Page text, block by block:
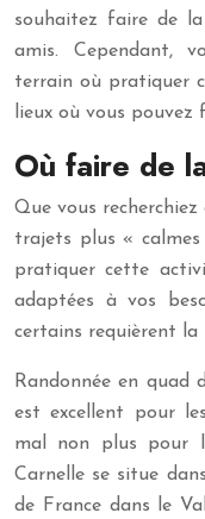
souhaitez faire de
amis. Cependant,
terrain où pratiquer
lieux où vous
Où faire de
Que vous
trajets plus «
pratiquer cette
adaptées à vos
certains requièrent la
Randonnée en quad
est excellent pour
mal non plus pour
Carnelle se situe
de France dans le